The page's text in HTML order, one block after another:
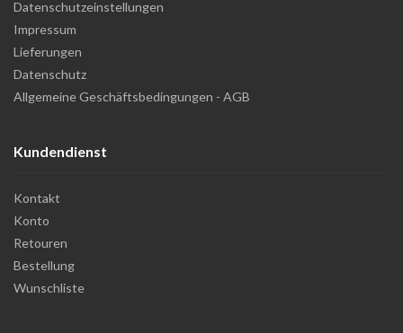
Datenschutzeinstellungen
Impressum
Lieferungen
Datenschutz
Allgemeine Geschäftsbedingungen - AGB
Kundendienst
Kontakt
Konto
Retouren
Bestellung
Wunschliste